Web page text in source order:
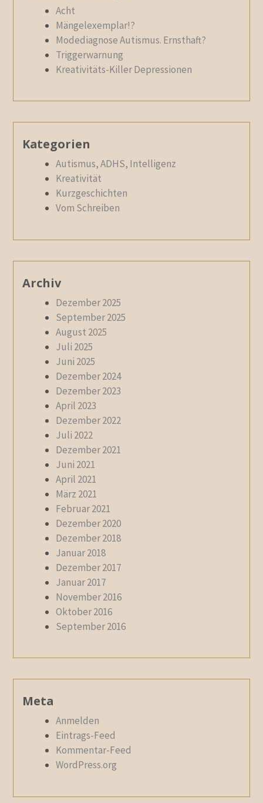
Acht
Mängelexemplar!?
Modediagnose Autismus. Ernsthaft?
Triggerwarnung
Kreativitäts-Killer Depressionen
Kategorien
Autismus, ADHS, Intelligenz
Kreativität
Kurzgeschichten
Vom Schreiben
Archiv
Dezember 2025
September 2025
August 2025
Juli 2025
Juni 2025
Dezember 2024
Dezember 2023
April 2023
Dezember 2022
Juli 2022
Dezember 2021
Juni 2021
April 2021
März 2021
Februar 2021
Dezember 2020
Dezember 2018
Januar 2018
Dezember 2017
Januar 2017
November 2016
Oktober 2016
September 2016
Meta
Anmelden
Eintrags-Feed
Kommentar-Feed
WordPress.org